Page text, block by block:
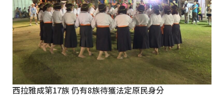
西拉雅成第17族 仍有8族待獲法定原民身分